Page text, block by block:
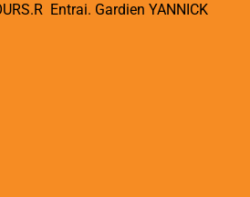
Entrai. Gardien YANNICK